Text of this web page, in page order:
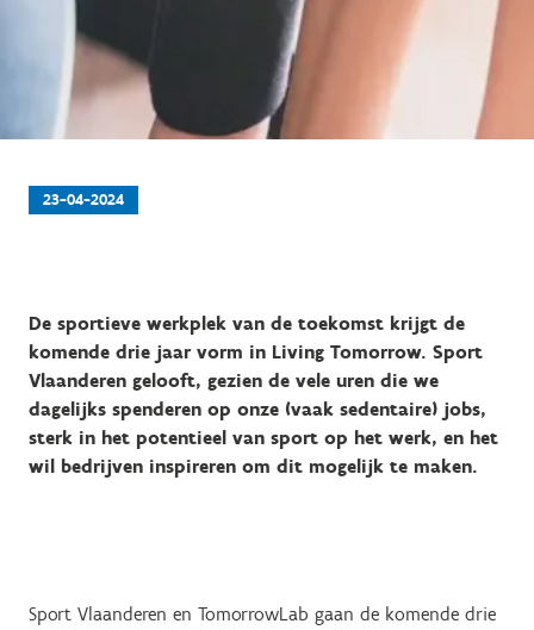
23-04-2024
De sportieve werkplek van de toekomst krijgt de
komende drie jaar vorm in Living Tomorrow. Sport
Vlaanderen gelooft, gezien de vele uren die we
dagelijks spenderen op onze (vaak sedentaire) jobs,
sterk in het potentieel van sport op het werk, en het
wil bedrijven inspireren om dit mogelijk te maken.
Sport Vlaanderen en TomorrowLab gaan de komende drie